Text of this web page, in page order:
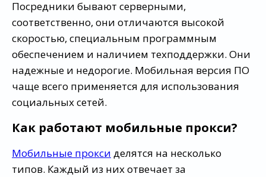
Посредники бывают серверными,
соответственно, они отличаются высокой
скоростью, специальным программным
обеспечением и наличием техподдержки. Они
надежные и недорогие. Мобильная версия ПО
чаще всего применяется для использования
социальных сетей.
Как работают мобильные прокси?
Мобильные прокси делятся на несколько
типов. Каждый из них отвечает за